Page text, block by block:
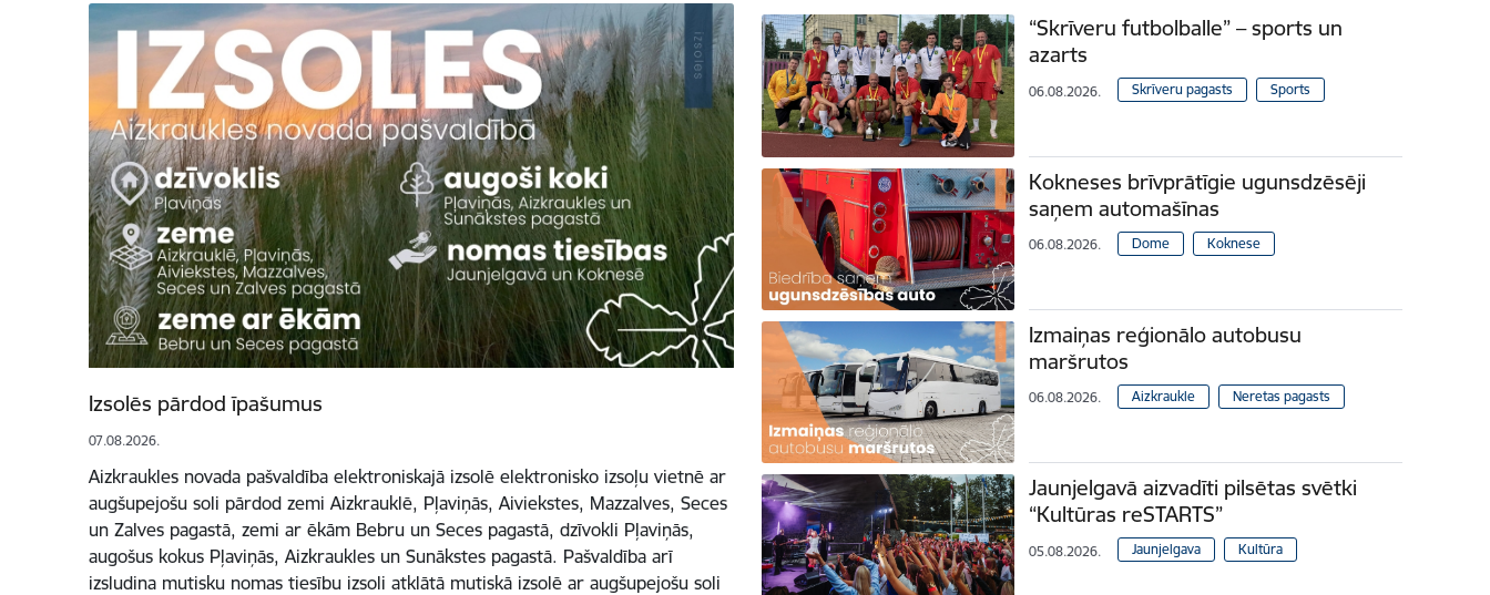
Izsolēs pārdod īpašumus
07.08.2026.
Aizkraukles novada pašvaldība elektroniskajā izsolē elektronisko izsoļu vietnē ar
augšupejošu soli pārdod zemi Aizkrauklē, Pļaviņās, Aiviekstes, Mazzalves, Seces
un Zalves pagastā, zemi ar ēkām Bebru un Seces pagastā, dzīvokli Pļaviņās,
augošus kokus Pļaviņās, Aizkraukles un Sunākstes pagastā. Pašvaldība arī
izsludina mutisku nomas tiesību izsoli atklātā mutiskā izsolē ar augšupejošu soli
“Skrīveru futbolballe” – sports un
azarts
06.08.2026. Skrīveru pagasts Sports
Kokneses brīvprātīgie ugunsdzēsēji
saņem automašīnas
06.08.2026. Dome Koknese
Izmaiņas reģionālo autobusu
maršrutos
06.08.2026. Aizkraukle Neretas pagasts
Jaunjelgavā aizvadīti pilsētas svētki
“Kultūras reSTARTS”
05.08.2026. Jaunjelgava Kultūra